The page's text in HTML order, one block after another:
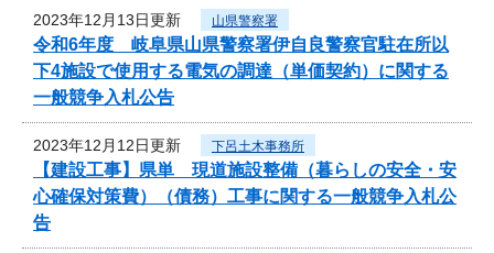
2023年12月13日更新 山県警察署
令和6年度 岐阜県山県警察署伊自良警察官駐在所以
下4施設で使用する電気の調達（単価契約）に関する
一般競争入札公告
2023年12月12日更新 下呂土木事務所
【建設工事】県単 現道施設整備（暮らしの安全・安
心確保対策費）（債務）工事に関する一般競争入札公
告